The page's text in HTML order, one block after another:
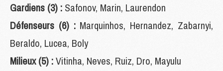
Gardiens (3) : Safonov, Marin, Laurendon
Défenseurs (6) : Marquinhos, Hernandez, Zabarnyi,
Beraldo, Lucea, Boly
Milieux (5) :Vitinha, Neves, Ruiz, Dro, Mayulu